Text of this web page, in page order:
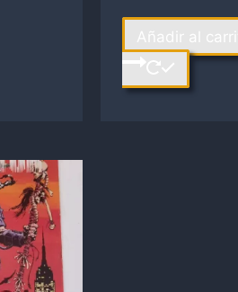
Añadir al